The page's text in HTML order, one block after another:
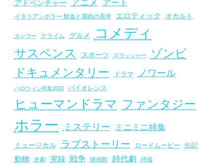
アドベンチャー アート
イタリアンホラー 鮮血と腐肉の美学 エロティック オカルト
カンフー クライム グルメ コメディ
サスペンス スポーツ スラッシャー ゾンビ
ドキュメンタリー ドラマ ノワール
ハロウィン特集2022 バイオレンス
ヒューマンドラマ ファンタジー
ホラー ミステリー ミニミニ特集
ミュージカル ラブストーリー ロードムービー 伝記
動物 史劇 実録 戦争 映画館 時代劇
特撮